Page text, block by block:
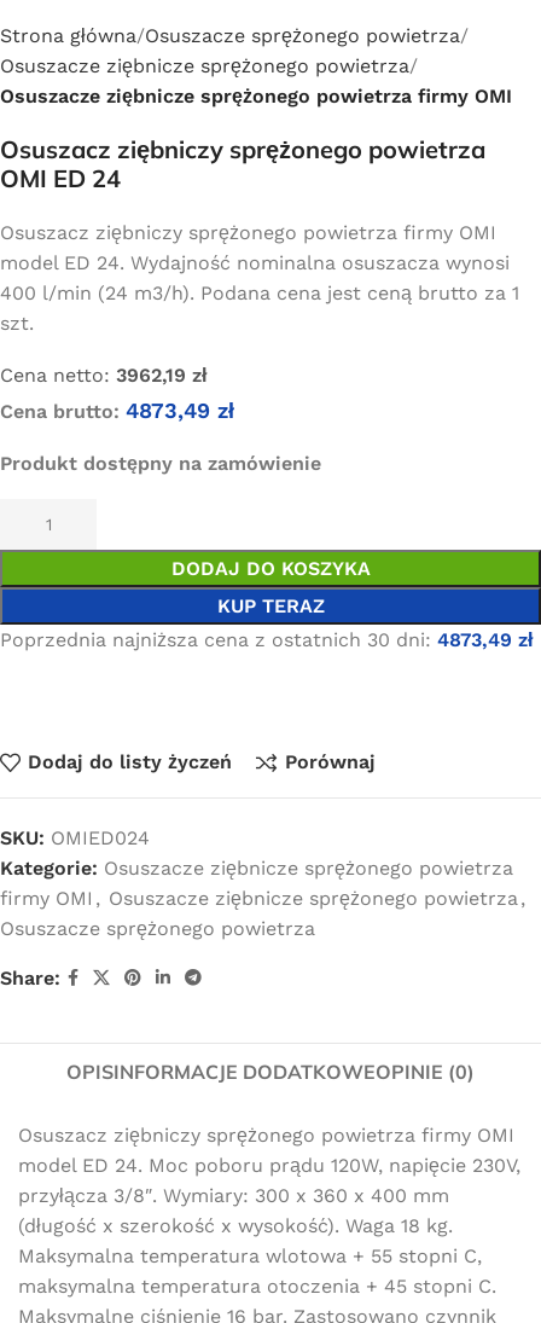
Strona główna Osuszacze sprężonego powietrza
Osuszacze ziębnicze sprężonego powietrza
Osuszacze ziębnicze sprężonego powietrza firmy OMI
Osuszacz ziębniczy sprężonego powietrza
OMI ED 24
Osuszacz ziębniczy sprężonego powietrza firmy OMI
model ED 24. Wydajność nominalna osuszacza wynosi
400 l/min (24 m3/h). Podana cena jest ceną brutto za 1
szt.
Cena netto: 3962,19 zł
Cena brutto: 4873,49 zł
Produkt dostępny na zamówienie
DODAJ DO KOSZYKA
KUP TERAZ
Poprzednia najniższa cena z ostatnich 30 dni: 4873,49 zł
Dodaj do listy życzeń Porównaj
SKU: OMIED024
Kategorie: Osuszacze ziębnicze sprężonego powietrza
firmy OMI , Osuszacze ziębnicze sprężonego powietrza,
Osuszacze sprężonego powietrza
Share:
OPISINFORMACJE DODATKOWEOPINIE (0)
Osuszacz ziębniczy sprężonego powietrza firmy OMI
model ED 24. Moc poboru prądu 120W, napięcie 230V,
przyłącza 3/8″. Wymiary: 300 x 360 x 400 mm
(długość x szerokość x wysokość). Waga 18 kg.
Maksymalna temperatura wlotowa + 55 stopni C,
maksymalna temperatura otoczenia + 45 stopni C.
Maksymalne ciśnienie 16 bar. Zastosowano czynnik